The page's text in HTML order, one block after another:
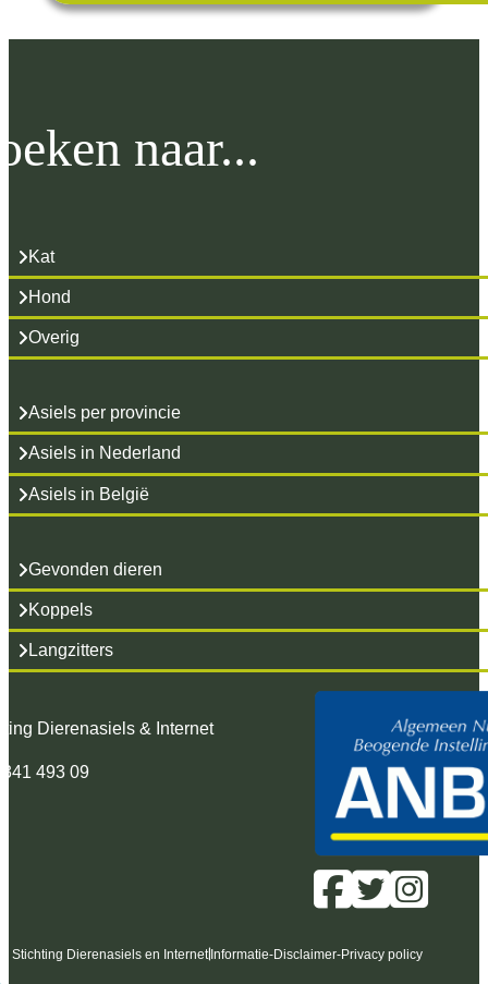
naar...
Kat
Hond
Overig
Asiels per provincie
Asiels in Nederland
Asiels in België
Gevonden dieren
Koppels
Langzitters
Dierenasiels & Internet
493 09
Stichting Dierenasiels en Internet Informatie-Disclaimer-Privacy policy